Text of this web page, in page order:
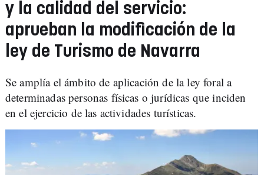
y la calidad del servicio:
aprueban la modificación de la
ley de Turismo de Navarra
Se amplía el ámbito de aplicación de la ley foral a
determinadas personas físicas o jurídicas que inciden
en el ejercicio de las actividades turísticas.